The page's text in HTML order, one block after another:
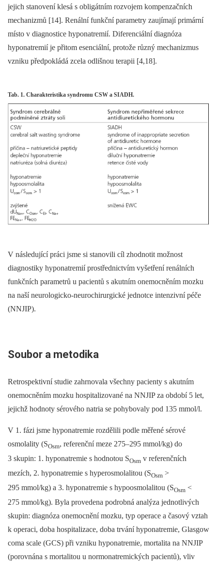
jejich stanovení klesá s obligátním rozvojem kompenzačních
mechanizmů [14]. Renální funkční parametry zaujímají primární
místo v diagnostice hyponatremií. Diferenciální diagnóza
hyponatremií je přitom esenciální, protože různý mechanizmus
vzniku předpokládá zcela odlišnou terapii [4,18].
Tab. 1. Charakteristika syndromu CSW a SIADH.
V následující práci jsme si stanovili cíl zhodnotit možnost
diagnostiky hyponatremií prostřednictvím vyšetření renálních
funkčních parametrů u pacientů s akutním onemocněním mozku
na naší neurologicko-neurochirurgické jednotce intenzivní péče
(NNJIP).
Soubor a metodika
Retrospektivní studie zahrnovala všechny pacienty s akutním
onemocněním mozku hospitalizované na NNJIP za období 5 let,
jejichž hodnoty sérového natria se pohybovaly pod 135 mmol/l.
V 1. fázi jsme hyponatremie rozdělili podle měřené sérové
osmolality (SOsm, referenční meze 275–295 mmol/kg) do
3 skupin: 1. hyponatremie s hodnotou SOsm v referenčních
mezích, 2. hyponatremie s hyperosmolalitou (SOsm >
295 mmol/kg) a 3. hyponatremie s hypoosmolalitou (SOsm <
275 mmol/kg). Byla provedena podrobná analýza jednotlivých
skupin: diagnóza onemocnění mozku, typ operace a časový vztah
k operaci, doba hospitalizace, doba trvání hyponatremie, Glasgow
coma scale (GCS) při vzniku hyponatremie, mortalita na NNJIP
(porovnána s mortalitou u normonatremických pacientů), vliv